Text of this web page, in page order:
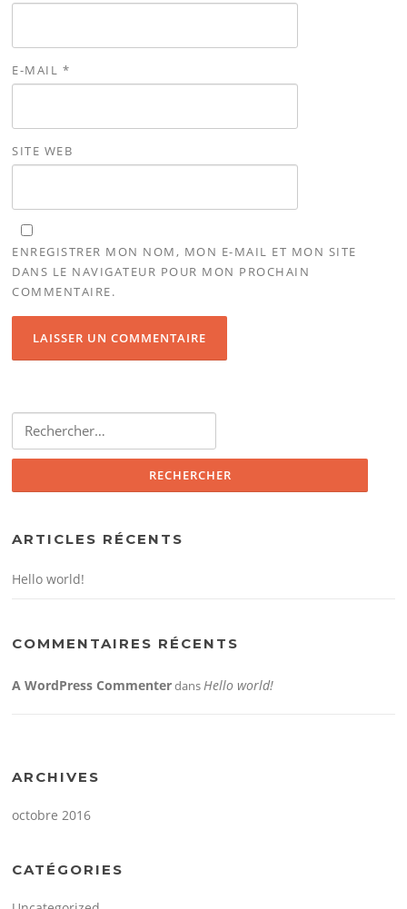
E-MAIL *
SITE WEB
ENREGISTRER MON NOM, MON E-MAIL ET MON SITE
DANS LE NAVIGATEUR POUR MON PROCHAIN
COMMENTAIRE.
ARTICLES RÉCENTS
Hello world!
COMMENTAIRES RÉCENTS
A WordPress CommenterdansHello world!
ARCHIVES
octobre 2016
CATÉGORIES